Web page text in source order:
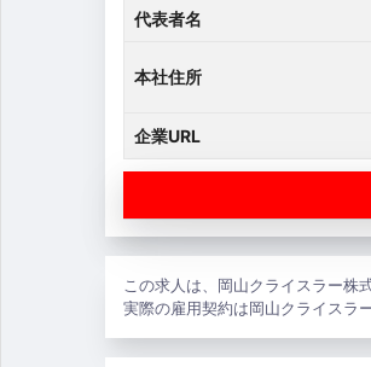
代表者名
本社住所
企業URL
この求人は、岡山クライスラー株
実際の雇用契約は岡山クライスラ